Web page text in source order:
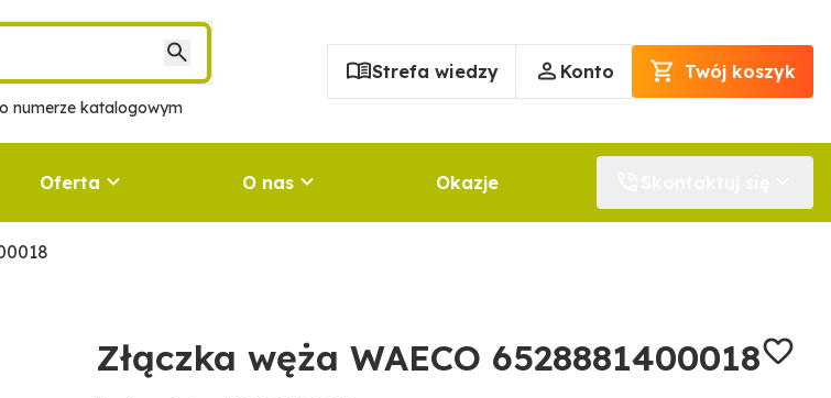
numerze katalogowym
Strefa wiedzy Konto Twój koszyk
Oferta O nas Okazje
Złączka węża WAECO 6528881400018